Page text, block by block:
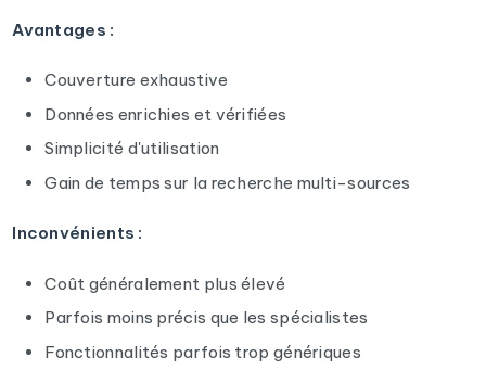
Avantages :
Couverture exhaustive
Données enrichies et vérifiées
Simplicité d'utilisation
Gain de temps sur la recherche multi-sources
Inconvénients :
Coût généralement plus élevé
Parfois moins précis que les spécialistes
Fonctionnalités parfois trop génériques